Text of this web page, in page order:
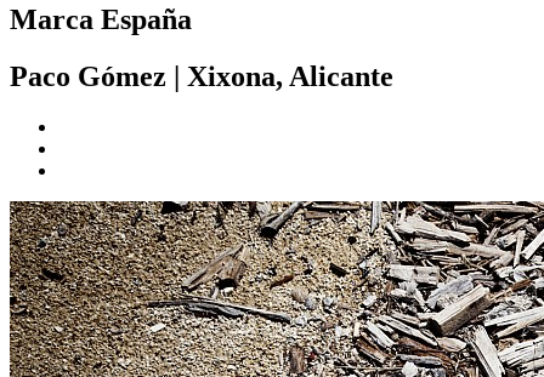
Marca España
Paco Gómez | Xixona, Alicante